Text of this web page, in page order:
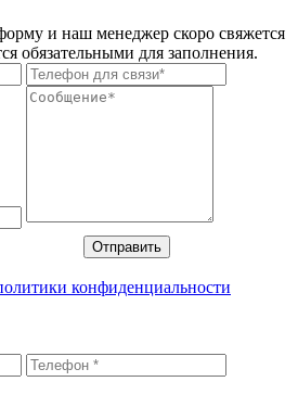
и наш менеджер скоро свяжется
обязательными для заполнения.
Отправить
конфиденциальности